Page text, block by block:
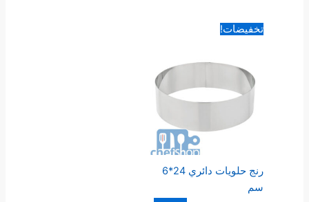
تخفيضات!
رنج حلويات دائري 24*6
سم
السعر
الأصلي
11.00 د.ا.
10.00 د.ا.